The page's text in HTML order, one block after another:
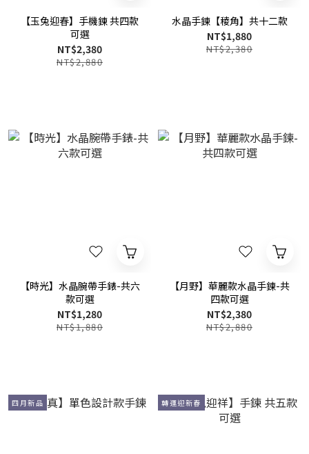
【玉兔迎春】手機鍊 共四款
可選
NT$2,380
NT$2,880
水晶手鍊【稜角】共十二款
NT$1,880
NT$2,380
【時光】水晶腕帶手錶-共六
款可選
NT$1,280
NT$1,880
【月野】華麗款水晶手鍊-共
四款可選
NT$2,380
NT$2,880
四月新品 轉運迎新春